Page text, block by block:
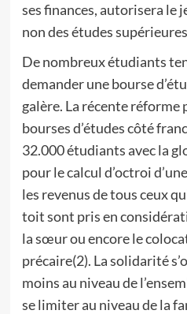
ses finances, autorisera le
non des études
De nombreux étudiants
demander une bourse
galère. La récente réforme
bourses d’études côté
32.000 étudiants avec la
pour le calcul d’octroi
les revenus de tous ceux
toit sont pris en
la sœur ou encore le
précaire(2). La solidarité
moins au niveau de
se limiter au niveau de la